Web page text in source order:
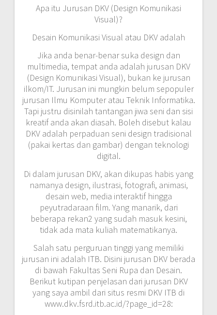
Apa itu Jurusan DKV (Design Komunikasi
Visual)?
Desain Komunikasi Visual atau DKV adalah
Jika anda benar-benar suka design dan
multimedia, tempat anda adalah jurusan DKV
(Design Komunikasi Visual), bukan ke jurusan
ilkom/IT. Jurusan ini mungkin belum sepopuler
jurusan Ilmu Komputer atau Teknik Informatika.
Tapi justru disinilah tantangan jiwa seni dan sisi
kreatif anda akan diasah. Boleh disebut kalau
DKV adalah perpaduan seni design tradisional
(pakai kertas dan gambar) dengan teknologi
digital.
Di dalam jurusan DKV, akan dikupas habis yang
namanya design, ilustrasi, fotografi, animasi,
desain web, media interaktif hingga
peyutradaraan film. Yang manarik, dari
beberapa rekan2 yang sudah masuk kesini,
tidak ada mata kuliah matematikanya.
Salah satu perguruan tinggi yang memiliki
jurusan ini adalah ITB. Disini jurusan DKV berada
di bawah Fakultas Seni Rupa dan Desain.
Berikut kutipan penjelasan dari jurusan DKV
yang saya ambil dari situs resmi DKV ITB di
www.dkv.fsrd.itb.ac.id/?page_id=28: